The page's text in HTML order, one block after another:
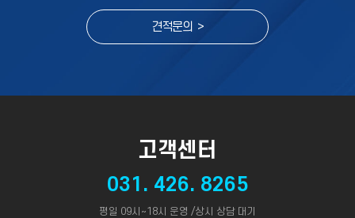
견적문의 >
고객센터
031. 426. 8265
평일 09시~18시 운영 /상시 상담 대기